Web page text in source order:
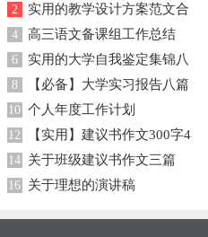
2
实用的教学设计方案范文合
集7篇
4 高三语文备课组工作总结
6
实用的大学自我鉴定集锦八
篇
8 【必备】大学实习报告八篇
10 个人年度工作计划
12
【实用】建议书作文300字4
篇
14 关于班级建议书作文三篇
16 关于理想的演讲稿